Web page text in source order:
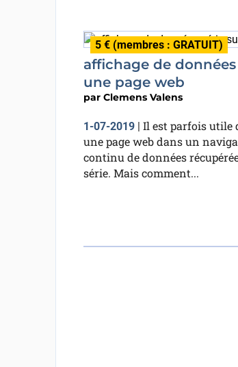
5 € (membres : GRATUIT)
affichage de
une page web
par Clemens Valens
1-07-2019| Il est parfois utile
une page web dans un
continu de données
série. Mais comment...